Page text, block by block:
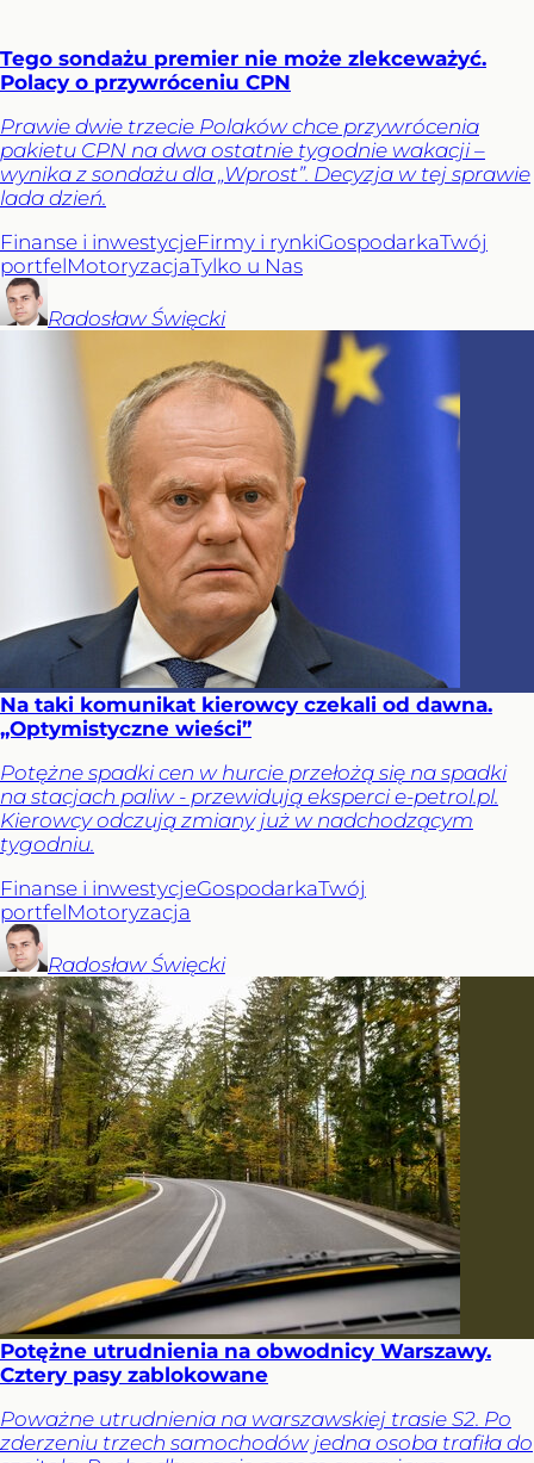
Tego sondażu premier nie może zlekceważyć.
Polacy o przywróceniu CPN
Prawie dwie trzecie Polaków chce przywrócenia
pakietu CPN na dwa ostatnie tygodnie wakacji –
wynika z sondażu dla „Wprost”. Decyzja w tej sprawie
lada dzień.
Finanse i inwestycjeFirmy i rynkiGospodarkaTwój
portfelMotoryzacjaTylko u Nas
Radosław Święcki
Na taki komunikat kierowcy czekali od dawna.
„Optymistyczne wieści”
Potężne spadki cen w hurcie przełożą się na spadki
na stacjach paliw - przewidują eksperci e-petrol.pl.
Kierowcy odczują zmiany już w nadchodzącym
tygodniu.
Finanse i inwestycjeGospodarkaTwój
portfelMotoryzacja
Radosław Święcki
Potężne utrudnienia na obwodnicy Warszawy.
Cztery pasy zablokowane
Poważne utrudnienia na warszawskiej trasie S2. Po
zderzeniu trzech samochodów jedna osoba trafiła do